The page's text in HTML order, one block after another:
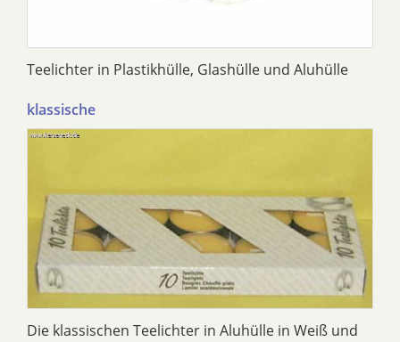
Teelichter in Plastikhülle, Glashülle und Aluhülle
klassische
Die klassischen Teelichter in Aluhülle in Weiß und